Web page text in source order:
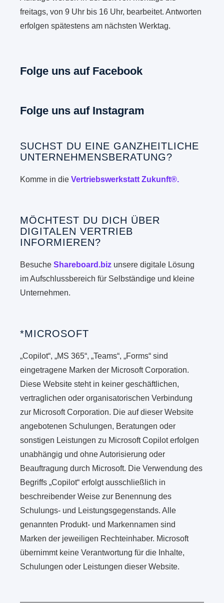
freitags, von 9 Uhr bis 16 Uhr, bearbeitet. Antworten
erfolgen spätestens am nächsten Werktag.
Folge uns auf Facebook
Folge uns auf Instagram
SUCHST DU EINE GANZHEITLICHE
UNTERNEHMENSBERATUNG?
Komme in dieVertriebswerkstatt Zukunft®.
MÖCHTEST DU DICH ÜBER
DIGITALEN VERTRIEB
INFORMIEREN?
BesucheShareboard.biz unsere digitale Lösung
im Aufschlussbereich für Selbständige und kleine
Unternehmen.
*MICROSOFT
„Copilot“, „MS 365“, „Teams“, „Forms“ sind
eingetragene Marken der Microsoft Corporation.
Diese Website steht in keiner geschäftlichen,
vertraglichen oder organisatorischen Verbindung
zur Microsoft Corporation. Die auf dieser Website
angebotenen Schulungen, Beratungen oder
sonstigen Leistungen zu Microsoft Copilot erfolgen
unabhängig und ohne Autorisierung oder
Beauftragung durch Microsoft. Die Verwendung des
Begriffs „Copilot“ erfolgt ausschließlich in
beschreibender Weise zur Benennung des
Schulungs- und Leistungsgegenstands. Alle
genannten Produkt- und Markennamen sind
Marken der jeweiligen Rechteinhaber. Microsoft
übernimmt keine Verantwortung für die Inhalte,
Schulungen oder Leistungen dieser Website.